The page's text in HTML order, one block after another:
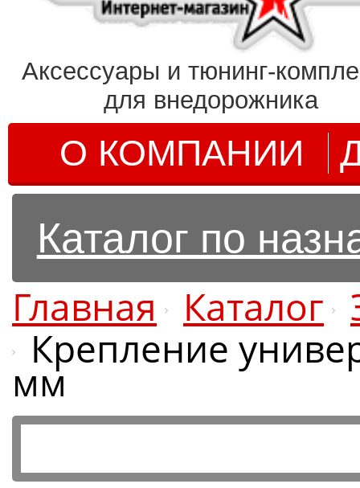
Аксессуары и тюнинг-
для внедорожника
О КОМПАНИИ
Каталог по
Главная Каталог
Крепление
мм